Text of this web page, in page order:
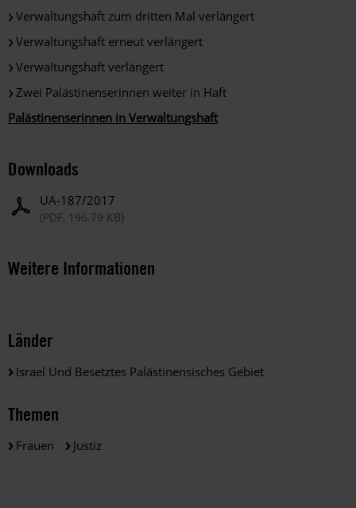
Verwaltungshaft zum dritten Mal verlängert
Verwaltungshaft erneut verlängert
Verwaltungshaft verlängert
Zwei Palästinenserinnen weiter in Haft
Palästinenserinnen in Verwaltungshaft
Downloads
UA-187/2017
(PDF, 196.79 KB)
Weitere Informationen
Länder
Israel Und Besetztes Palästinensisches Gebiet
Themen
Frauen Justiz